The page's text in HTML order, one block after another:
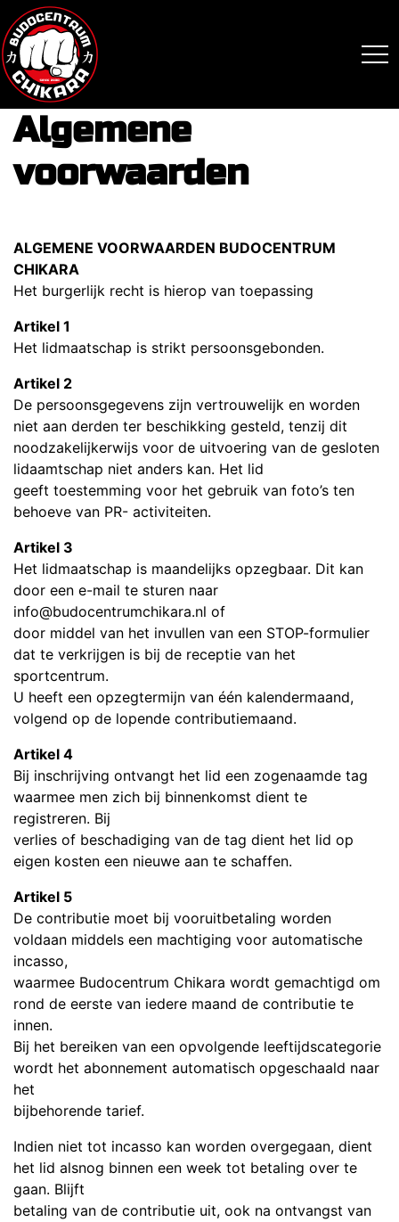
overslaan
Algemene
voorwaarden
ALGEMENE VOORWAARDEN BUDOCENTRUM
CHIKARA
Het burgerlijk recht is hierop van toepassing
Artikel 1
Het lidmaatschap is strikt persoonsgebonden.
Artikel 2
De persoonsgegevens zijn vertrouwelijk en worden
niet aan derden ter beschikking gesteld, tenzij dit
noodzakelijkerwijs voor de uitvoering van de gesloten
lidaamtschap niet anders kan. Het lid
geeft toestemming voor het gebruik van foto’s ten
behoeve van PR- activiteiten.
Artikel 3
Het lidmaatschap is maandelijks opzegbaar. Dit kan
door een e-mail te sturen naar
info@budocentrumchikara.nl of
door middel van het invullen van een STOP-formulier
dat te verkrijgen is bij de receptie van het
sportcentrum.
U heeft een opzegtermijn van één kalendermaand,
volgend op de lopende contributiemaand.
Artikel 4
Bij inschrijving ontvangt het lid een zogenaamde tag
waarmee men zich bij binnenkomst dient te
registreren. Bij
verlies of beschadiging van de tag dient het lid op
eigen kosten een nieuwe aan te schaffen.
Artikel 5
De contributie moet bij vooruitbetaling worden
voldaan middels een machtiging voor automatische
incasso,
waarmee Budocentrum Chikara wordt gemachtigd om
rond de eerste van iedere maand de contributie te
innen.
Bij het bereiken van een opvolgende leeftijdscategorie
wordt het abonnement automatisch opgeschaald naar
het
bijbehorende tarief.
Indien niet tot incasso kan worden overgegaan, dient
het lid alsnog binnen een week tot betaling over te
gaan. Blijft
betaling van de contributie uit, ook na ontvangst van